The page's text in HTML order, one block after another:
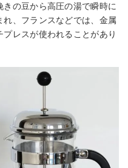
の豆から高圧の湯で瞬時に
、フランスなどでは、金属
レスが使われることがあり